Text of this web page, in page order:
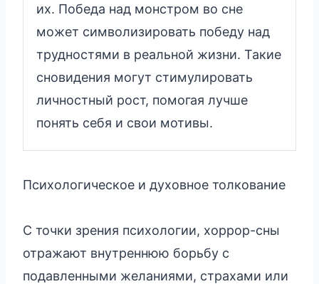
их. Победа над монстром во сне
может символизировать победу над
трудностями в реальной жизни. Такие
сновидения могут стимулировать
личностный рост, помогая лучше
понять себя и свои мотивы.
Психологическое и духовное толкование
С точки зрения психологии, хоррор-сны
отражают внутреннюю борьбу с
подавленными желаниями, страхами или